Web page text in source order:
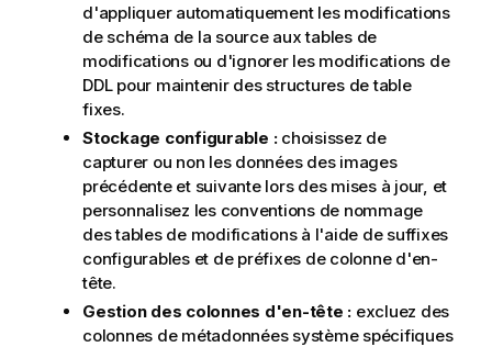
d'appliquer automatiquement les modifications
de schéma de la source aux tables de
modifications ou d'ignorer les modifications de
DDL pour maintenir des structures de table
fixes.
Stockage configurable :choisissez de
capturer ou non les données des images
précédente et suivante lors des mises à jour, et
personnalisez les conventions de nommage
des tables de modifications à l'aide de suffixes
configurables et de préfixes de colonne d'en-
tête.
Gestion des colonnes d'en-tête : excluez des
colonnes de métadonnées système spécifiques